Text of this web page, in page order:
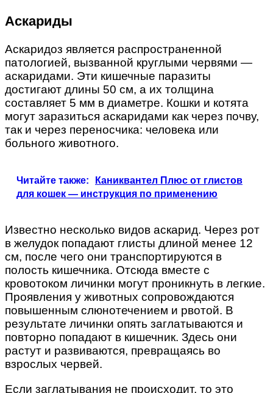
Аскариды
Аскаридоз является распространенной
патологией, вызванной круглыми червями —
аскаридами. Эти кишечные паразиты
достигают длины 50 см, а их толщина
составляет 5 мм в диаметре. Кошки и котята
могут заразиться аскаридами как через почву,
так и через переносчика: человека или
больного животного.
Читайте также:
Каниквантел Плюс от глистов
для кошек — инструкция по применению
Известно несколько видов аскарид. Через рот
в желудок попадают глисты длиной менее 12
см, после чего они транспортируются в
полость кишечника. Отсюда вместе с
кровотоком личинки могут проникнуть в легкие.
Проявления у животных сопровождаются
повышенным слюнотечением и рвотой. В
результате личинки опять заглатываются и
повторно попадают в кишечник. Здесь они
растут и развиваются, превращаясь во
взрослых червей.
Если заглатывания не происходит, то это